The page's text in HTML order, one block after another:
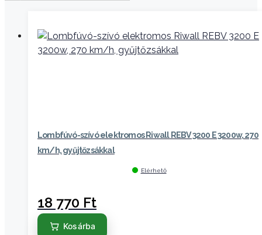
Lombfúvó-szívó elektromos Riwall REBV 3200 E 3200w, 270
km/h, gyűjtőzsákkal
Elérhető
18 770 Ft
Kosárba